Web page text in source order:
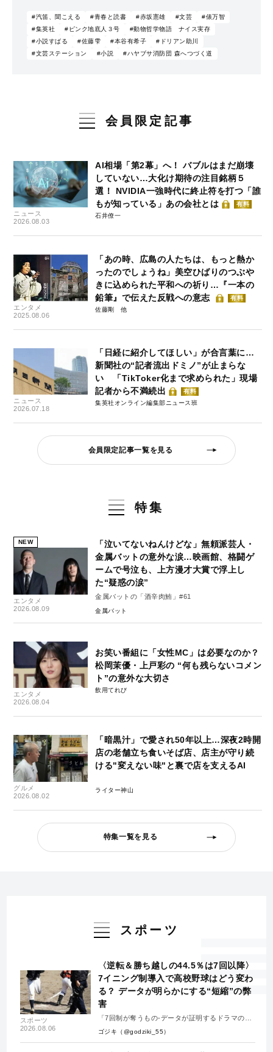
#汽笛、聞こえる #青春と読書 #赤坂憲雄 #文芸
#俵万智
#集英社
#ピンク地底人３号
#動物哲学物語 ナイス実存
#小説すばる
#佐藤雫 #本谷有希子
#ドリアン助川
#文芸ステーション
#小説 #ハヤブサ消防団 森へつづく道
会員限定記事
ニュース
2026.08.03
AI相場「第2幕」へ！ バブルはまだ崩壊
していない…大化け期待の注目銘柄５
選！ NVIDIA一強時代に終止符を打つ「誰
もが知っている」あの会社とは
有料
石井僚一
エンタメ
2025.08.06
「あの時、広島の人たちは、もっと熱か
ったのでしょうね」美空ひばりのつぶや
きに込められた平和への祈り…『一本の
鉛筆』で伝えた反戦への意志
有料
佐藤剛
ニュース
2026.07.18
「日経に紹介してほしい」が合言葉に…
新聞社の“記者流出ドミノ”が止まらな
い 「TikToker化まで求められた」現場
記者から不満続出
有料
集英社オンライン編集部ニュース班
会員限定記事一覧を見る
特集
NEW
エンタメ
2026.08.09
「泣いてないねんけどな」無頼派芸人・
金属バットの意外な涙…映画館、格闘ゲ
ームで号泣も、上方漫才大賞で浮上し
た“疑惑の涙”
金属バットの「酒辛肉鮪」#61
金属バット
エンタメ
2026.08.04
お笑い番組に「女性MC」は必要なのか？
松岡茉優・上戸彩の “何も残らないコメン
ト”の意外な大切さ
飲用てれび
グルメ
2026.08.02
「暗黒汁」で愛され50年以上…深夜2時開
店の老舗立ち食いそば店、店主が守り続
ける"変えない味"と裏で店を支えるAI
ライター神山
特集一覧を見る
スポーツ
スポーツ
2026.08.06
〈逆転＆勝ち越しの44.5％は7回以降〉
7イニング制導入で高校野球はどう変わ
る？ データが明らかにする“短縮”の弊
害
「7回制が奪うもの-データが証明するドラマの消
失-」
ゴジキ（@godziki_55）